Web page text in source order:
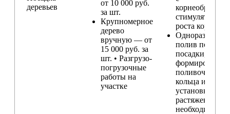
деревьев
от 10 000 руб.
за шт.
Крупномерное
дерево
вручную — от
15 000 руб. за
шт. • Разгрузо-
погрузочные
работы на
участке
стимулятором
роста корней
Одноразовый
полив после
посадки,
формирование
поливочного
кольца и
установка
растяжек (при